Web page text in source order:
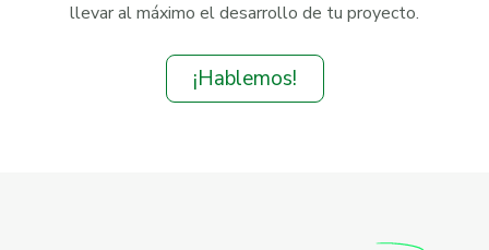
llevar al máximo el desarrollo de tu proyecto.
¡Hablemos!